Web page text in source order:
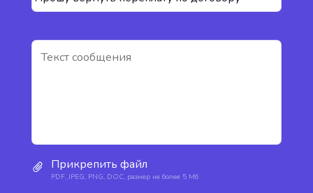
Прикрепить файл
PDF, JPEG, PNG, DOC, размер не более 5 Мб